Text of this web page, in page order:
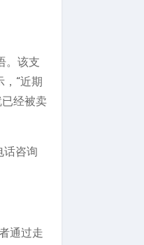
。该支
“近期
经被卖
话咨询
通过走